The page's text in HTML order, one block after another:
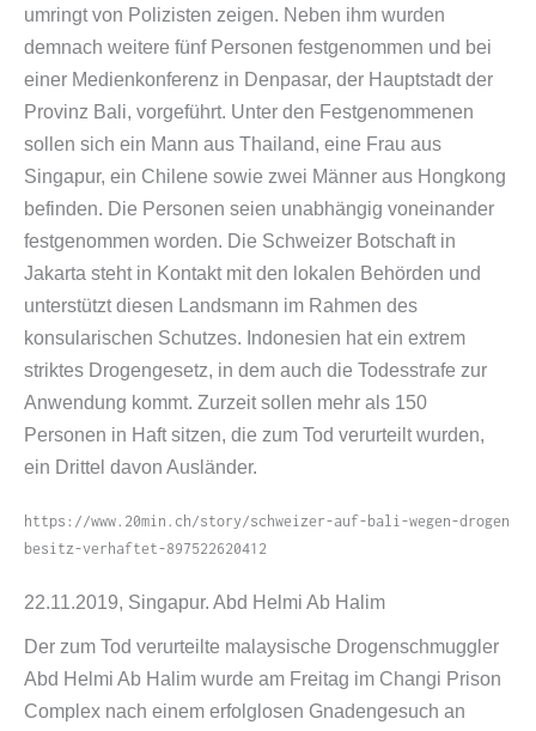
umringt von Polizisten zeigen. Neben ihm wurden
demnach weitere fünf Personen festgenommen und bei
einer Medienkonferenz in Denpasar, der Hauptstadt der
Provinz Bali, vorgeführt. Unter den Festgenommenen
sollen sich ein Mann aus Thailand, eine Frau aus
Singapur, ein Chilene sowie zwei Männer aus Hongkong
befinden. Die Personen seien unabhängig voneinander
festgenommen worden. Die Schweizer Botschaft in
Jakarta steht in Kontakt mit den lokalen Behörden und
unterstützt diesen Landsmann im Rahmen des
konsularischen Schutzes. Indonesien hat ein extrem
striktes Drogengesetz, in dem auch die Todesstrafe zur
Anwendung kommt. Zurzeit sollen mehr als 150
Personen in Haft sitzen, die zum Tod verurteilt wurden,
ein Drittel davon Ausländer.
https://​www​.20min​.ch/​s​t​o​r​y​/​s​c​h​w​e​i​z​e​r​-​a​u​f​-​b​a​l​i​-​w​e​g​e​n​-​d​r​o​g​e​n​
b​e​s​i​t​z​-​v​e​r​h​a​f​t​e​t​-​8​9​7​5​2​2​6​2​0​412
22.11.2019, Singapur. Abd Helmi Ab Halim
Der zum Tod verurteilte malaysische Drogenschmuggler
Abd Helmi Ab Halim wurde am Freitag im Changi Prison
Complex nach einem erfolglosen Gnadengesuch an